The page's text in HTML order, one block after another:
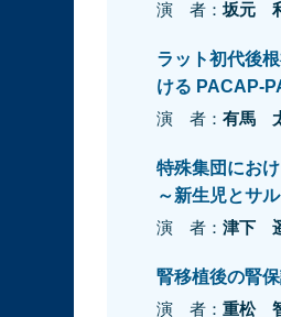
演 者：坂元
ラット初代後
ける PACAP-
演 者： 有馬
特殊集団にお
～新生児とサ
演 者： 津下
腎移植後の腎
演 者： 重松